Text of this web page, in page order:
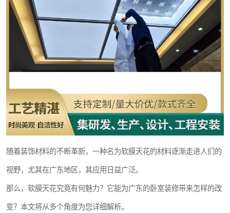
随着装饰材料的不断革新，一种名为软膜天花的材料逐渐走进人们的
视野，尤其在广东地区，其应用日益广泛。
那么，软膜天花究竟有何魅力？它能为广东的卧室装修带来怎样的改
变？本文将从多个角度为您详细解析。